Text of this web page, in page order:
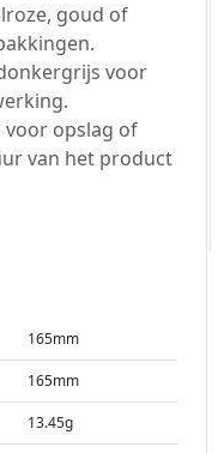
goud of
voor
voor opslag of
van het product
165mm
165mm
13.45g